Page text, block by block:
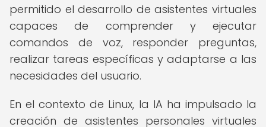
permitido el desarrollo de asistentes virtuales
capaces de comprender y ejecutar
comandos de voz, responder preguntas,
realizar tareas específicas y adaptarse a las
necesidades del usuario.
En el contexto de Linux, la IA ha impulsado la
creación de asistentes personales virtuales